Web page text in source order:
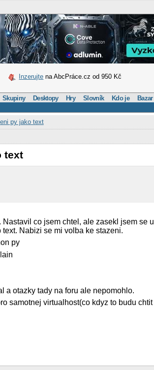
Inzerujte na AbcPráce.cz od 950 Kč
Skupiny Desktopy Hry Slovník Kdo je Bazar
py jako text
text
co jsem chtel, ale zasekl jsem se u
Nabizi se mi volba ke stazeni.
py
a otazky tady na foru ale nepomohlo.
samotnej virtualhost(co kdyz to budu chtit